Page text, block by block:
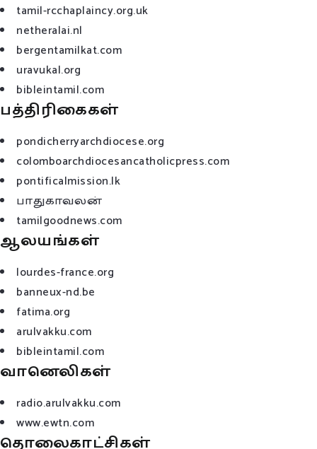
tamil-rcchaplaincy.org.uk
netheralai.nl
bergentamilkat.com
uravukal.org
bibleintamil.com
பத்திரிகைகள்
pondicherryarchdiocese.org
colomboarchdiocesancatholicpress.com
pontificalmission.lk
பாதுகாவலன்
tamilgoodnews.com
ஆலயங்கள்
lourdes-france.org
banneux-nd.be
fatima.org
arulvakku.com
bibleintamil.com
வானெலிகள்
radio.arulvakku.com
www.ewtn.com
தொலைகாட்சிகள்